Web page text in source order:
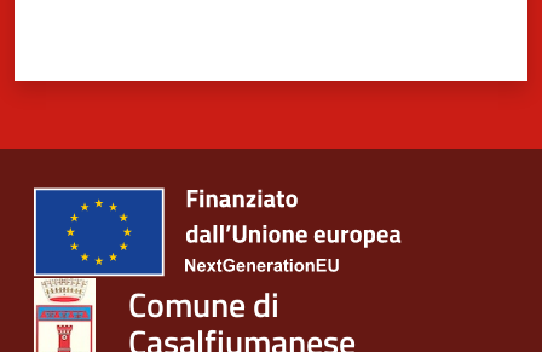
Tutti
argomenti
Comune di